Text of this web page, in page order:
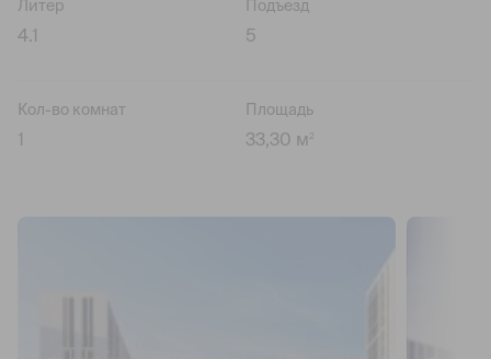
Литер
4.1
Подъезд
5
Кол-во комнат Площадь
33,30 м 2